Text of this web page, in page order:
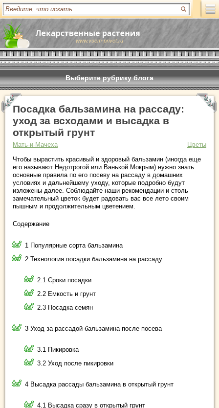
www.vsem-privet.ru
Выберите рубрику блога
Посадка бальзамина на рассаду:
уход за всходами и высадка в
открытый грунт
Мать-и-Мачеха
Цветы
Чтобы вырастить красивый и здоровый бальзамин (иногда еще
его называют Недотрогой или Ванькой Мокрым) нужно знать
основные правила по его посеву на рассаду в домашних
условиях и дальнейшему уходу, которые подробно будут
изложены далее. Соблюдайте наши рекомендации и столь
замечательный цветок будет радовать вас все лето своим
пышным и продолжительным цветением.
Содержание
1 Популярные сорта бальзамина
2 Технология посадки бальзамина на рассаду
2.1 Сроки посадки
2.2 Емкость и грунт
2.3 Посадка семян
3 Уход за рассадой бальзамина после посева
3.1 Пикировка
3.2 Уход после пикировки
4 Высадка рассады бальзамина в открытый грунт
4.1 Высадка сразу в открытый грунт